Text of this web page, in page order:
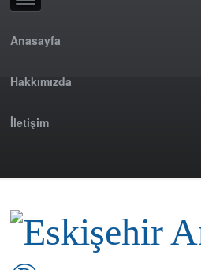
Anasayfa
Hakkımızda
İletişim